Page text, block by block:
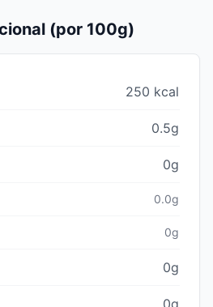
(por 100g)
250 kcal
0.5g
0g
0.0g
0g
0g
0g